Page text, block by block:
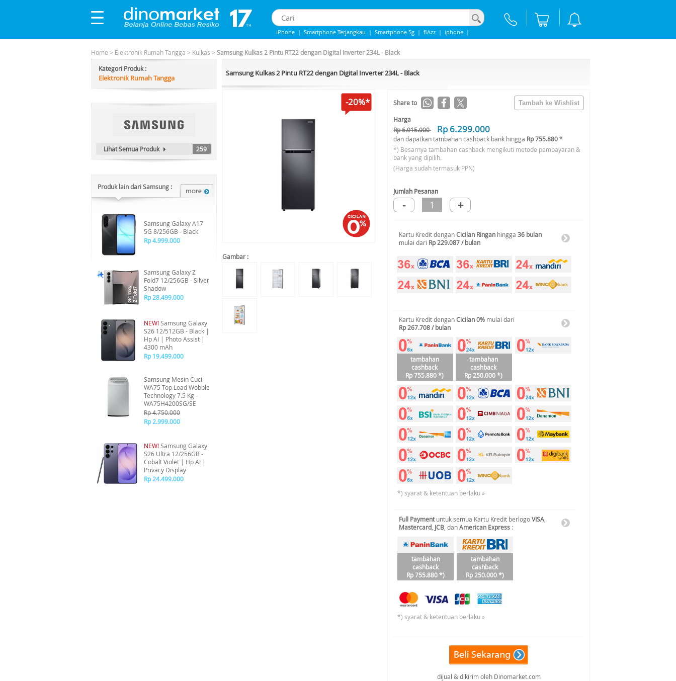
iPhone | Smartphone Terjangkau | Smartphone 5g | flAzz | iphone |
Home > Elektronik Rumah Tangga > Kulkas > Samsung Kulkas 2 Pintu RT22 dengan Digital Inverter 234L - Black
Kategori Produk :
Elektronik Rumah Tangga
Lihat Semua Produk 259
Produk lain dari Samsung :
Samsung Galaxy A17
5G 8/256GB - Black
Rp 4.999.000
Samsung Galaxy Z
Fold7 12/256GB - Silver
Shadow
Rp 28.499.000
NEW!Samsung Galaxy
S26 12/512GB - Black |
Hp AI | Photo Assist |
4300 mAh
Rp 19.499.000
Samsung Mesin Cuci
WA75 Top Load Wobble
Technology 7.5 Kg -
WA75H4200SG/SE
Rp 4.750.000
Rp 2.999.000
NEW!Samsung Galaxy
S26 Ultra 12/256GB -
Cobalt Violet | Hp AI |
Privacy Display
Rp 24.499.000
Samsung Kulkas 2 Pintu RT22 dengan Digital Inverter 234L - Black
-20%*
Gambar :
Share to
Harga
Rp 6.915.000
Rp 6.299.000
dan dapatkan tambahan cashback bank hingga Rp 755.880*
*) Besarnya tambahan cashback mengikuti metode pembayaran &
bank yang dipilih.
(Harga sudah termasuk PPN)
Jumlah Pesanan
- 1 +
Kartu Kredit denganCicilan Ringan hingga 36 bulan
mulai dari Rp 229.087 / bulan
Kartu Kredit denganCicilan 0% mulai dari
Rp 267.708 / bulan
tambahan
cashback
Rp 755.880 *)
tambahan
cashback
Rp 250.000 *)
*) syarat & ketentuan berlaku »
Full Paymentuntuk semua Kartu Kredit berlogoVISA
Mastercard JCB , danAmerican Express :
tambahan
cashback
Rp 755.880 *)
tambahan
cashback
Rp 250.000 *)
*) syarat & ketentuan berlaku »
dijual & dikirim oleh Dinomarket.com